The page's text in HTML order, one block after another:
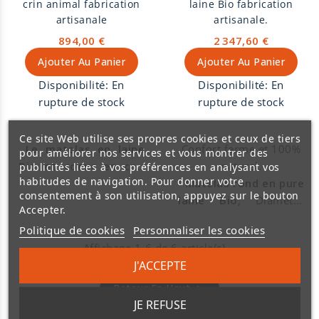
labellisé Oeko-tex
ferme.
labellisé Oeko-tex
crin animal fabrication
artisanale
894,00 €
Ajouter Au Panier
Disponibilité: En
rupture de stock
Le matelas en laine
Bio et coeur en crin
animalet un matelas
plus ferme et plus
stable.Il est f
artisanalement et à la
maindans notre atelier
de tapissier décorateur
à Die dans la Drôme.Le
véritable matelas
laine Bio fabrication
artisanale.
2 347,60 €
Ajouter Au Panier
Disponibilité: En
rupture de stock
Confort ferme et 100%
naturel.
Matelas rond en pure
laine Bio, Diamètre
artisanalement et à la
maindans notre atelier
de tapissier décorateur
à Die dans la Drôme.Le
véritable matelas
Affichage 1-6 de 6 article(s)
Retour En Haut
Ce site Web utilise ses propres cookies et ceux de tiers
pour améliorer nos services et vous montrer des
publicités liées à vos préférences en analysant vos
habitudes de navigation. Pour donner votre
consentement à son utilisation, appuyez sur le bouton
Accepter.
Politique de cookies Personnaliser les cookies
JE REFUSE
J'ACCEPTE